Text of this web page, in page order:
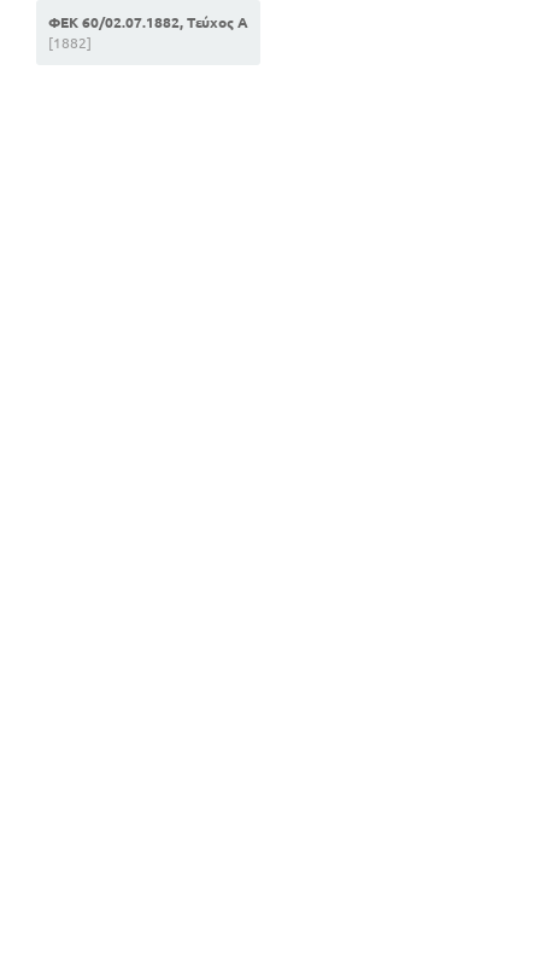
ΦΕΚ 60/02.07.1882, Τεύχος Α
[1882]